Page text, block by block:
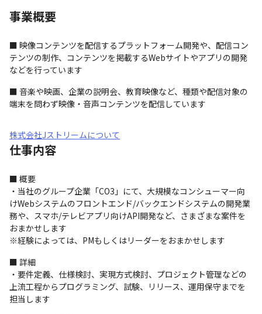
事業概要
■ 映像コンテンツを配信するプラットフォーム開発や、配信コン
テンツの制作、コンテンツを掲載するWebサイトやアプリの開発
などを行っています
■ 音楽や映画、企業の説明会、教育映像など、種類や配信対象の
端末を問わず映像・音声コンテンツを配信しています
株式会社Jストリームについて
仕事内容
■ 概要
・当社のグループ企業「CO3」にて、大規模なコンシューマー向
けWebシステムのフロントエンド/バックエンドシステムの開発業
務や、スマホ/テレビアプリ向けAPI開発など、さまざまな案件を
おまかせします
※経験によっては、PMもしくはリーダーをおまかせします
■ 詳細
・要件定義、仕様検討、実現方式検討、プロジェクト管理などの
上流工程からプログラミング、試験、リリース、運用保守までを
担当します